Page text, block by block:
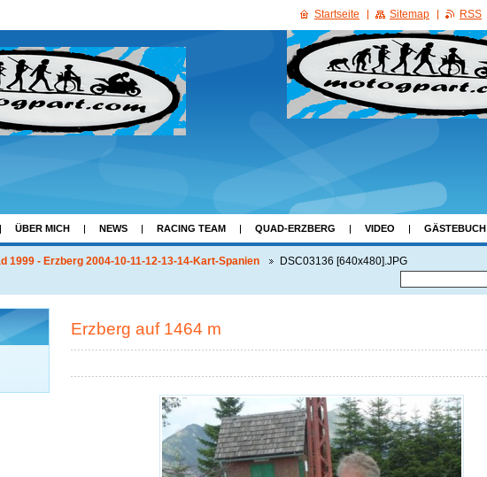
ÜBER MICH NEWS RACING TEAM QUAD-ERZBERG VIDEO GÄSTEBUCH
1999 - Erzberg 2004-10-11-12-13-14-Kart-Spanien DSC03136 [640x480].JPG
Erzberg auf 1464 m
Startseite Sitemap RSS